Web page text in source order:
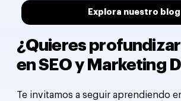
Explora nuestro blog
¿Quieres profundizar
en SEO y Marketing
Te invitamos a seguir aprendiendo